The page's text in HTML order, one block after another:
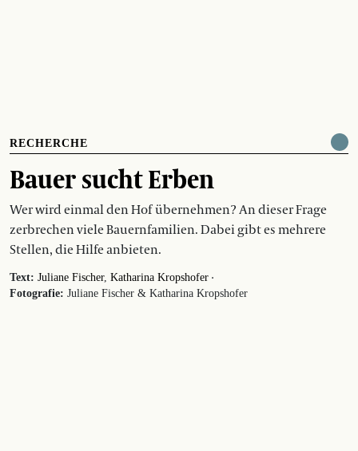
RECHERCHE
Bauer sucht Erben
Wer wird einmal den Hof übernehmen? An dieser Frage
zerbrechen viele Bauernfamilien. Dabei gibt es mehrere
Stellen, die Hilfe anbieten.
Text: Juliane Fischer Katharina Kropshofer ·
Fotografie: Juliane Fischer & Katharina Kropshofer